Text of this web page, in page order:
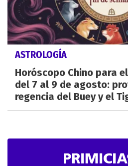
ASTROLOGÍA
Horóscopo Chino para
del 7 al 9 de agosto:
regencia del Buey y el